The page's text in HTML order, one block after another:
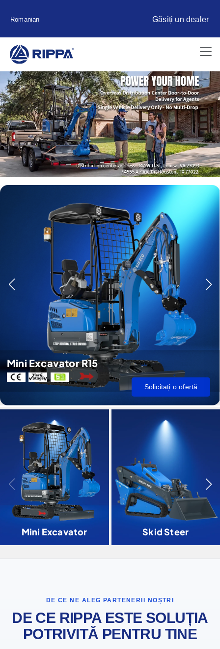
Romanian Găsiți un dealer
Mini Excavator R15
Solicitați o ofertă
Mini Excavator Skid Steer
DE CE NE ALEG PARTENERII NOȘTRI
DE CE RIPPA ESTE SOLUȚIA
POTRIVITĂ PENTRU TINE